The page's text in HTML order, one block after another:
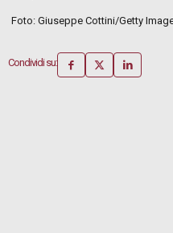
Foto: Giuseppe Cottini/Getty
Condividi su: